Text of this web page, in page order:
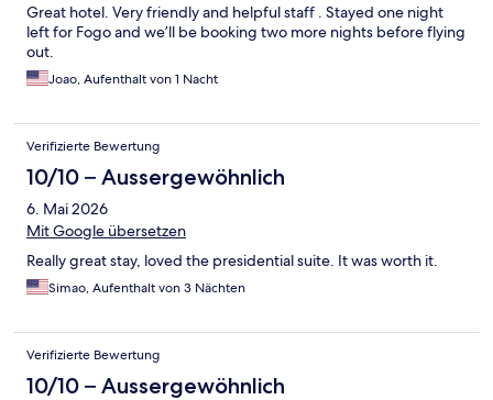
Great hotel. Very friendly and helpful staff . Stayed one night
left for Fogo and we’ll be booking two more nights before flying
out.
Joao, Aufenthalt von 1 Nacht
Verifizierte Bewertung
10/10 – Aussergewöhnlich
6. Mai 2026
Mit Google übersetzen
Really great stay, loved the presidential suite. It was worth it.
Simao, Aufenthalt von 3 Nächten
Verifizierte Bewertung
10/10 – Aussergewöhnlich